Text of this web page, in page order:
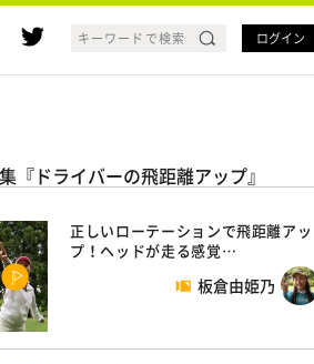
ログイン
『ドライバーの飛距離アップ』
正しいローテーションで飛距離アッ
プ！ヘッドが走る感覚…
板倉由姫乃